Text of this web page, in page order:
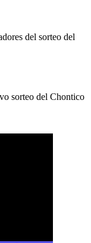
del sorteo del
sorteo del Chontico